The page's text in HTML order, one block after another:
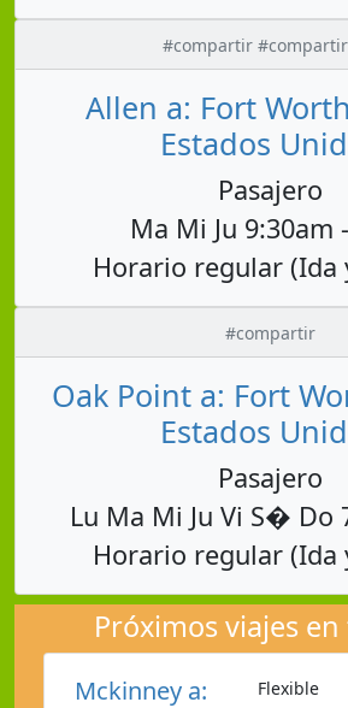
#compartir
Allen a: Fort
Estados
Pasajero
Ma Mi Ju 9:30am
Horario regular (Ida
#compartir
Oak Point a: Fort
Estados
Pasajero
Lu Ma Mi Ju Vi S� Do
Horario regular (Ida
Próximos viajes
Mckinney a:
Flexible